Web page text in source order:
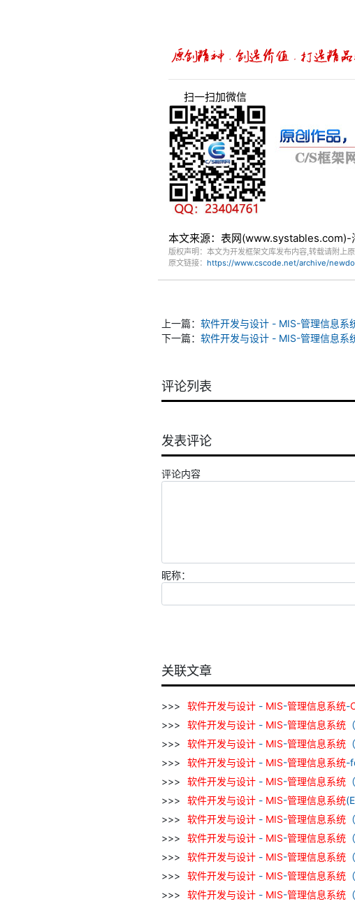
扫一扫加微信
本文来源：表网(www.systables.com)-
版权声明：本文为开发框架文库发布内容,转载请附上
原文链接： https://www.cscode.net/archive/
上一篇： 软件开发与设计 - MIS-管理信息系
下一篇： 软件开发与设计 - MIS-管理信息系
评论列表
发表评论
评论内容
昵称：
关联文章
软件开发与设计 - MIS-管理信息系统-
软件开发与设计 - MIS-管理信息系统 （
软件开发与设计 - MIS-管理信息系统
软件开发与设计 - MIS-管理信息系统-
软件开发与设计 - MIS-管理信息系统
软件开发与设计 - MIS-管理信息系统
软件开发与设计 - MIS-管理信息系统
软件开发与设计 - MIS-管理信息系统
软件开发与设计 - MIS-管理信息系统
软件开发与设计 - MIS-管理信息系统
软件开发与设计 - MIS-管理信息系统